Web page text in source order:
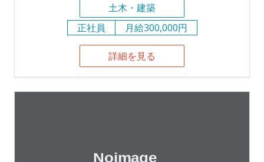
土木・建築
正社員
月給300,000円
詳細を見る